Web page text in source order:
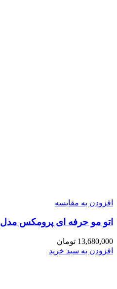
افزودن به مقایسه
اتو مو حرفه ای پرومکس مدل 5764K
13,680,000 تومان
افزودن به سبد خرید